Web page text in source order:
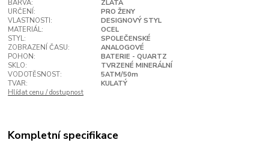
BARVA:
ZLATÁ
URČENÍ:
PRO ŽENY
VLASTNOSTI:
DESIGNOVÝ STYL
MATERIÁL:
OCEL
STYL:
SPOLEČENSKÉ
ZOBRAZENÍ ČASU:
ANALOGOVÉ
POHON:
BATERIE - QUARTZ
SKLO:
TVRZENÉ MINERÁLNÍ
VODOTĚSNOST:
5ATM/50m
TVAR:
KULATÝ
Hlídat cenu / dostupnost
Kompletní specifikace